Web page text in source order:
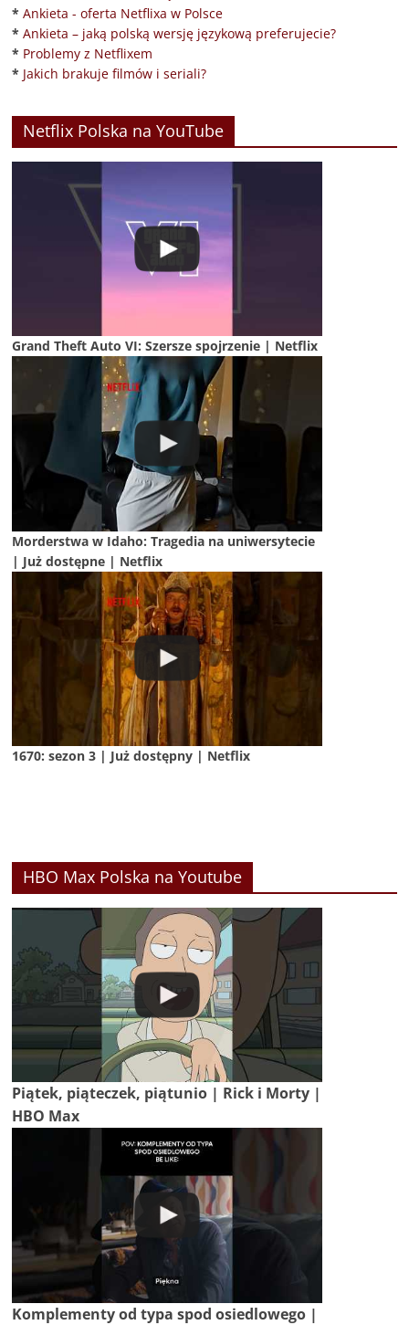
* Ankieta - oferta Netflixa w Polsce
* Ankieta – jaką polską wersję językową preferujecie?
* Problemy z Netflixem
* Jakich brakuje filmów i seriali?
Netflix Polska na YouTube
Grand Theft Auto VI: Szersze spojrzenie | Netflix
Morderstwa w Idaho: Tragedia na uniwersytecie
| Już dostępne | Netflix
1670: sezon 3 | Już dostępny | Netflix
HBO Max Polska na Youtube
Piątek, piąteczek, piątunio | Rick i Morty |
HBO Max
Komplementy od typa spod osiedlowego |